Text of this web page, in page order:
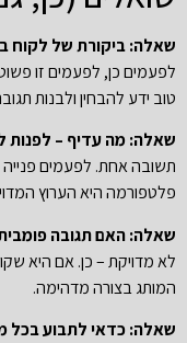
שאלה: ביקורת של לקוח
לפעמים כן, לפעמים זו
טוב ידע להבחין ולבנות
שאלה: מה עדיף – לפנות
תשובה אחת. לפעמים פנייה
פלטפורמה היא הערוץ
שאלה: האם תגובה
לא מדויקת – כן. אם היא
המותג בצורה מדהימה.
שאלה: כדאי לתבוע בכל